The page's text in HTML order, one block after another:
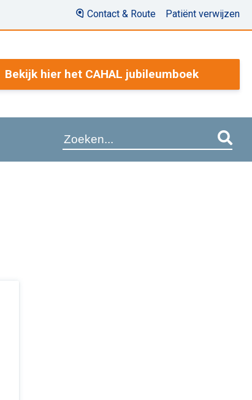
Contact & Route Patiënt verwijzen
Bekijk hier het CAHAL jubileumboek